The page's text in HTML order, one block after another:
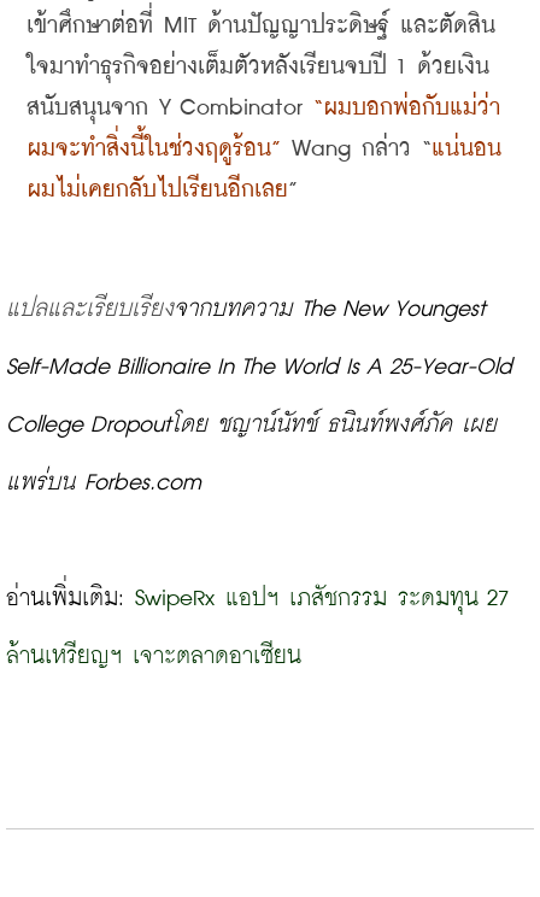
เข้าศึกษาต่อที่ MIT ด้านปัญญาประดิษฐ์ และตัดสิน
ใจมาทำธุรกิจอย่างเต็มตัวหลังเรียนจบปี
1 ด้วยเงิน
สนับสนุนจาก Y Combinator “ผมบอกพ่อกับแม่ว่า
ผมจะทำสิ่งนี้ในช่วงฤดูร้อน” Wang กล่าว “แน่นอน
ผมไม่เคยกลับไปเรียนอีกเลย”
แปลและเรียบเรียงจากบทความ The New Youngest
Self-Made Billionaire In The World Is A 25-Year-Old
College Dropoutโดย ชญาน์นัทช์ ธนินท์พงศ์ภัค เผย
แพร่บน Forbes.com
อ่านเพิ่มเติม: SwipeRx แอปฯ เภสัชกรรม ระดมทุน 27
ล้านเหรียญฯ เจาะตลาดอาเซียน